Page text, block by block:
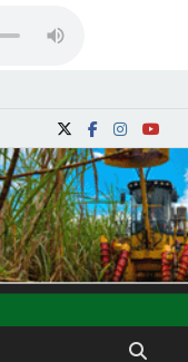
de
de Florida, Camagüey,